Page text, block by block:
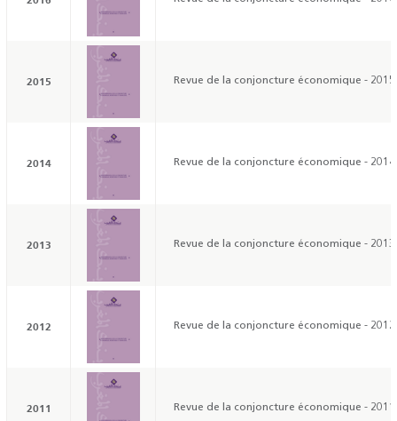
2015 Revue de la conjoncture économique - 2015
2014 Revue de la conjoncture économique - 2014
2013 Revue de la conjoncture économique - 2013
2012 Revue de la conjoncture économique - 2012
2011 Revue de la conjoncture économique - 2011